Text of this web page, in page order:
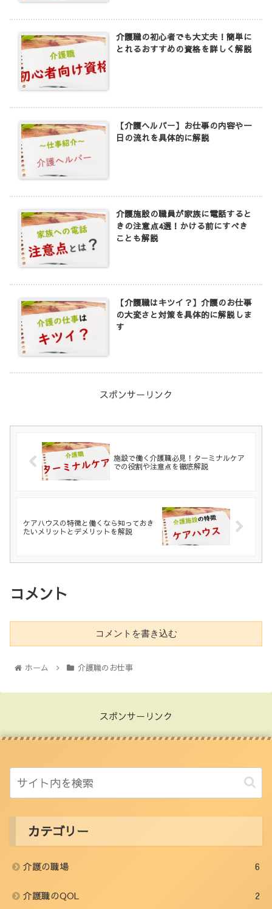
介護職の初心者でも大丈夫！簡単に
とれるおすすめの資格を詳しく解説
【介護ヘルパー】お仕事の内容や一
日の流れを具体的に解説
介護施設の職員が家族に電話すると
きの注意点4選！かける前にすべき
ことも解説
【介護職はキツイ？】介護のお仕事
の大変さと対策を具体的に解説しま
す
スポンサーリンク
施設で働く介護職必見！ターミナルケア
での役割や注意点を徹底解説
ケアハウスの特徴と働くなら知っておき
たいメリットとデメリットを解説
コメント
コメントを書き込む
ホーム 介護職のお仕事
スポンサーリンク
カテゴリー
介護の職場 6
介護職のQOL 2